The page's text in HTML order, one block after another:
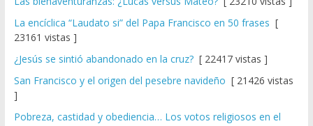
La encíclica “Laudato si” del Papa Francisco en 50 frases [
23161 vistas ]
¿Jesús se sintió abandonado en la cruz?[ 22417 vistas ]
San Francisco y el origen del pesebre navideño [ 21426 vistas
]
Pobreza, castidad y obediencia… Los votos religiosos en el